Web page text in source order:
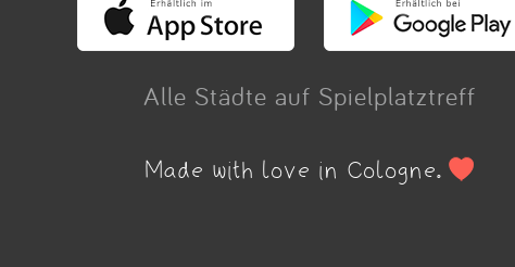
Alle Städte auf Spielplatztreff
Made with love in Cologne.